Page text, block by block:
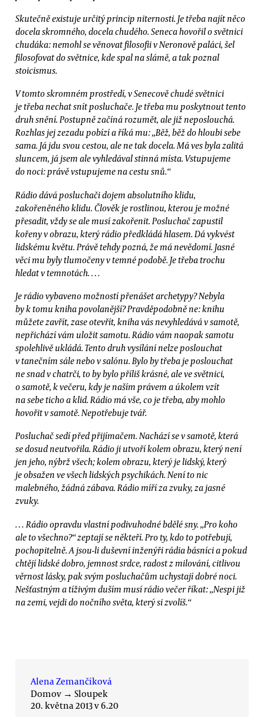
Skutečně existuje určitý princip niternosti. Je třeba najít něco
docela skromného, docela chudého. Seneca hovořil o světnici
chudáka: nemohl se věnovat filosofii v Neronově paláci, šel
filosofovat do světnice, kde spal na slámě, a tak poznal
stoicismus.
V tomto skromném prostředí, v Senecově chudé světnici
je třeba nechat snít posluchače. Je třeba mu poskytnout tento
druh snění. Postupně začíná rozumět, ale již neposlouchá.
Rozhlas jej zezadu pobízí a říká mu: „Běž, běž do hloubi sebe
sama. Já jdu svou cestou, ale ne tak docela. Má ves byla zalitá
sluncem, já jsem ale vyhledával stinná místa. Vstupujeme
do noci: právě vstupujeme na cestu snů.“
Rádio dává posluchači dojem absolutního klidu,
zakořeněného klidu. Člověk je rostlinou, kterou je možné
přesadit, vždy se ale musí zakořenit. Posluchač zapustil
kořeny v obrazu, který rádio předkládá hlasem. Dá vykvést
lidskému květu. Právě tehdy pozná, že má nevědomí. Jasné
věci mu byly tlumočeny v temné podobě. Je třeba trochu
hledat v temnotách. …
Je rádio vybaveno možností přenášet archetypy? Nebyla
by k tomu kniha povolanější? Pravděpodobně ne: knihu
můžete zavřít, zase otevřít, kniha vás nevyhledává v samotě,
nepřichází vám uložit samotu. Rádio vám naopak samotu
spolehlivě ukládá. Tento druh vysílání nelze poslouchat
v tanečním sále nebo v salónu. Bylo by třeba je poslouchat
ne snad v chatrči, to by bylo příliš krásné, ale ve světnici,
o samotě, k večeru, kdy je naším právem a úkolem vzít
na sebe ticho a klid. Rádio má vše, co je třeba, aby mohlo
hovořit v samotě. Nepotřebuje tvář.
Posluchač sedí před přijímačem. Nachází se v samotě, která
se dosud neutvořila. Rádio ji utvoří kolem obrazu, který není
jen jeho, nýbrž všech; kolem obrazu, který je lidský, který
je obsažen ve všech lidských psychikách. Není to nic
malebného, žádná zábava. Rádio míří za zvuky, za jasné
zvuky.
… Rádio opravdu vlastní podivuhodné bdělé sny. „Pro koho
ale to všechno?“ zeptají se někteří. Pro ty, kdo to potřebují,
pochopitelně. A jsou-li duševní inženýři rádia básníci a pokud
chtějí lidské dobro, jemnost srdce, radost z milování, citlivou
věrnost lásky, pak svým posluchačům uchystají dobré noci.
Nešťastným a tíživým duším musí rádio večer říkat: „Nespi již
na zemi, vejdi do nočního světa, který si zvolíš.“
Alena Zemančíková
Domov → Sloupek
20. května 2013 v 6.20